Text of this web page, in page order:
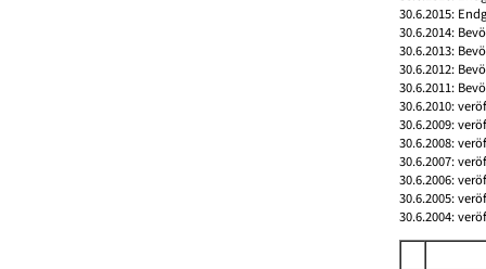
30.6.2015:
30.6.2014:
30.6.2013:
30.6.2012:
30.6.2011:
30.6.2010:
30.6.2009:
30.6.2008:
30.6.2007:
30.6.2006:
30.6.2005:
30.6.2004: